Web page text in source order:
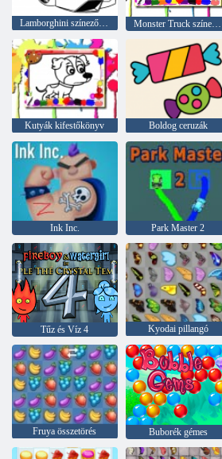
Lamborghini színező könyv Monster Truck színező könyv
Kutyák kifestőkönyv Boldog ceruzák
Ink Inc. Park Master 2
Tűz és Víz 4 Kyodai pillangó
Fruya összetörés Buborék gémes